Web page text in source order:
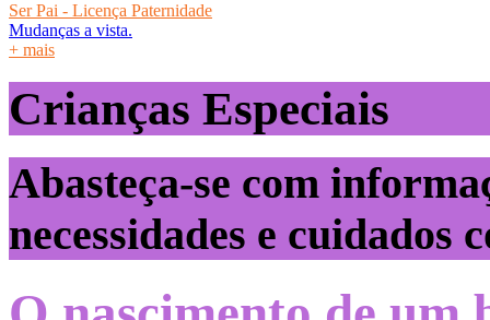
Ser Pai - Licença Paternidade
Mudanças a vista.
+ mais
Crianças Especiais
Abasteça-se com
necessidades e cuidados